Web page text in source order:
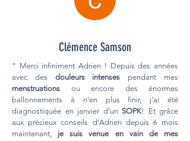
Clémence Samson
" Merci infiniment Adrien ! Depuis des années
avec des douleurs intenses pendant mes
menstruations ou encore des énormes
ballonnements à n’en plus finir, j’ai été
diagnostiquée en janvier d’un SOPK! Et grâce
aux précieux conseils d’Adrien depuis 6 mois
maintenant, je suis venue en vain de mes